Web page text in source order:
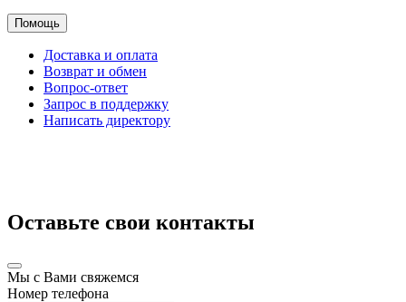
Помощь
Доставка и оплата
Возврат и обмен
Вопрос-ответ
Запрос в поддержку
Написать директору
Оставьте свои контакты
Мы с Вами свяжемся
Номер телефона